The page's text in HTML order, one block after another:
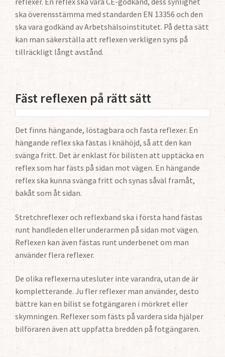
ska överensstämma med standarden EN 13356 och den
ska vara godkänd av Arbetshälsoinstitutet. På detta sätt
kan man säkerställa att reflexen verkligen syns på
tillräckligt långt avstånd.
Fäst reflexen på rätt sätt
Det finns hängande, löstagbara och fasta reflexer. En
hängande reflex ska fästas i knähöjd, så att den kan
svänga fritt. Det är enklast för bilisten att upptäcka en
reflex som har fästs på sidan mot vägen. En hängande
reflex ska kunna svänga fritt och synas såväl framåt,
bakåt som åt sidan.
Stretchreflexer och reflexband ska i första hand fästas
runt handleden eller underarmen på sidan mot vägen.
Reflexen kan även fästas runt underbenet om man
använder flera reflexer.
De olika reflexerna utesluter inte varandra, utan de är
kompletterande. Ju fler reflexer man använder, desto
bättre kan en bilist se fotgängaren i mörkret eller
skymningen. Reflexer som fästs på vardera sida hjälper
bilföraren även att uppfatta bredden på fotgängaren.